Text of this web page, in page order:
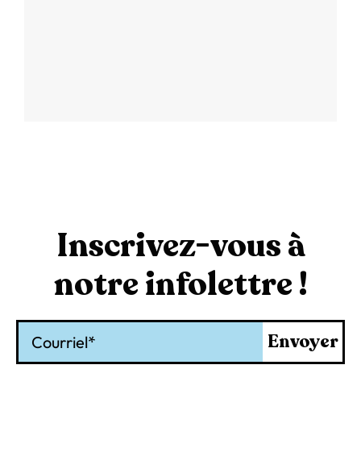
Inscrivez-vous à
notre infolettre !
Envoyer